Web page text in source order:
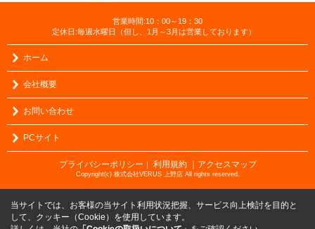
営業時間:10：00～19：30
定休日:毎週水曜日（但し、1月～3月は営業しております）
ホーム
会社概要
お問い合わせ
PCサイト
プライバシーポリシー ｜ 利用規約 ｜アクセスマップ
Copyright(c) 株式会社VERUS 上野店 All rights reserved.
当サイトでは、お客様の当サイト利用状況把握、サービス向上検討を目的と
して、クッキー（Cookie）を使用しています。